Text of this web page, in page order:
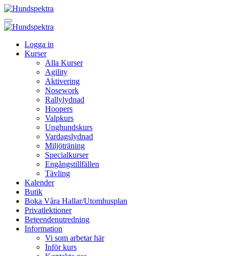
Logga in
Kurser
Alla Kurser
Agility
Aktivering
Nosework
Rallylydnad
Hoopers
Valpkurs
Unghundskurs
Vardagslydnad
Miljöträning
Specialkurser
Engångstillfällen
Tävling
Kalender
Butik
Boka Våra Hallar/Utomhusplan
Privatlektioner
Beteendenutredning
Information
Vi som arbetar här
Inför kurs